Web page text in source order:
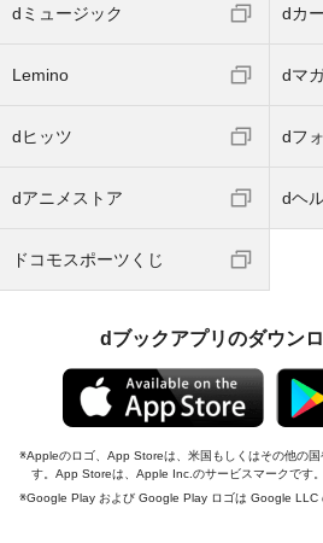
dミュージック dカ
Lemino dマ
dヒッツ dフ
dアニメストア dヘ
ドコモスポーツくじ
dブックアプリのダウン
Appleのロゴ、App Storeは、米国もしくはその他の
す。App Storeは、Apple Inc.のサービスマークです。
Google Play および Google Play ロゴは Google LLC